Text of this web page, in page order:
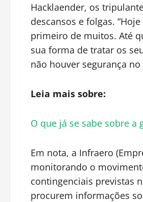
Hacklaender, os
descansos e folgas.
primeiro de muitos. Até
sua forma de tratar os
não houver segurança
Leia mais sobre:
O que já se sabe sobre
Em nota, a Infraero
monitorando o
contingenciais previstas
procurem informações